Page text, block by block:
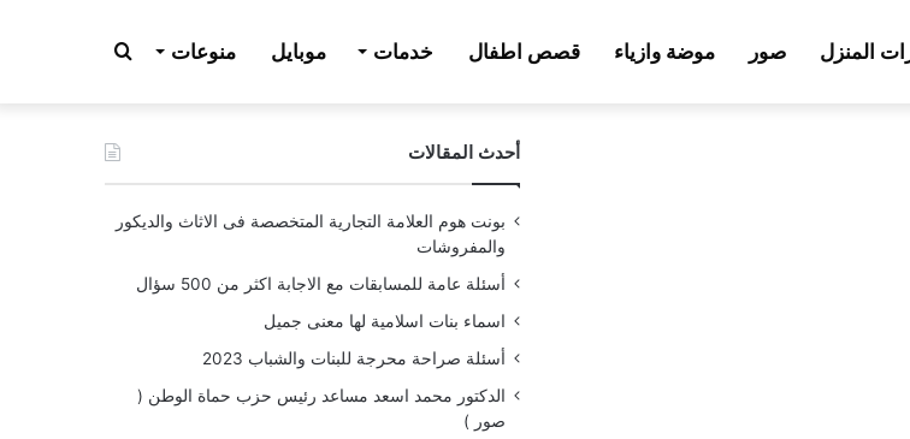
المنزل صور موضة وازياء قصص اطفال خدمات موبايل منوعات بحث
عن أحدث المقالات
بونت هوم العلامة التجارية المتخصصة فى الاثاث والديكور
والمفروشات
أسئلة عامة للمسابقات مع الاجابة اكثر من 500 سؤال
اسماء بنات اسلامية لها معنى جميل
أسئلة صراحة محرجة للبنات والشباب 2023
الدكتور محمد اسعد مساعد رئيس حزب حماة الوطن (
صور )